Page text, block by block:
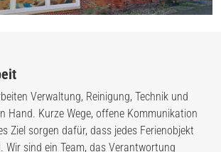
Verwaltung, Reinigung, Technik und
Hand. Kurze Wege, offene Kommunikation
Ziel sorgen dafür, dass jedes Ferienobjekt
sind ein Team, das Verantwortung